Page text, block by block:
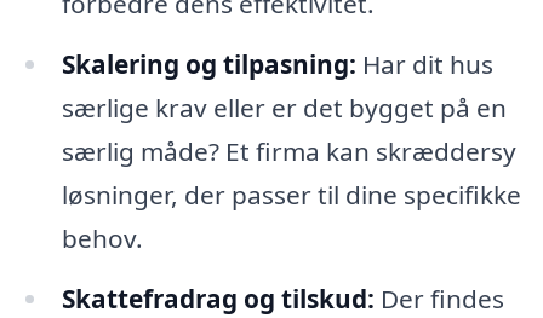
Skalering og tilpasning: Har dit hus
særlige krav eller er det bygget på en
særlig måde? Et firma kan skræddersy
løsninger, der passer til dine specifikke
behov.
Skattefradrag og tilskud: Der findes